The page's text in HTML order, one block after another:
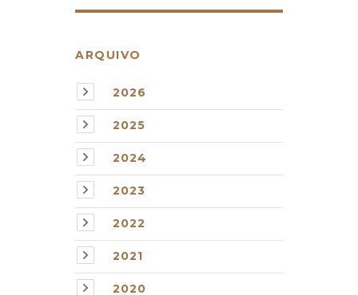
ARQUIVO
2026
2025
2024
2023
2022
2021
2020